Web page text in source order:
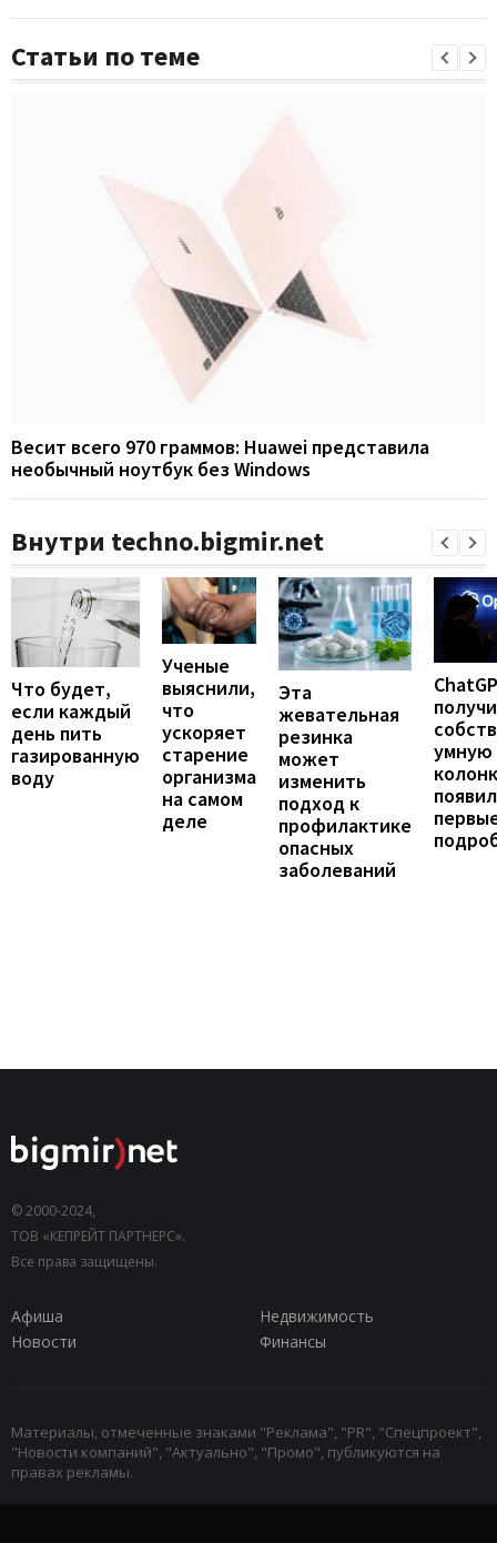
Статьи по теме
Весит всего 970 граммов: Huawei представила
необычный ноутбук без Windows
Внутри techno.bigmir.net
Что будет,
если каждый
день пить
газированную
воду
Ученые
выяснили,
что
ускоряет
старение
организма
на самом
деле
Эта
жевательная
резинка
может
изменить
подход к
профилактике
опасных
заболеваний
умную
© 2000-2024,
ТОВ «КЕПРЕЙТ ПАРТНЕРС».
Все права защищены.
Афиша
Недвижимость
Новости
Финансы
Материалы, отмеченные знаками "Реклама", "PR", "Спецпроект",
"Новости компаний", "Актуально", "Промо", публикуются на
правах рекламы.